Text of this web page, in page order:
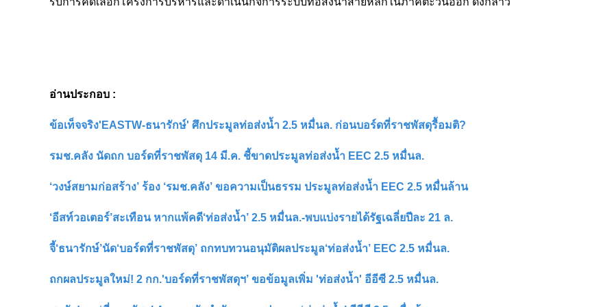
อ่านประกอบ :
ข้อเท็จจริง'EASTW-ธนารักษ์' ศึกประมูลท่อส่งน้ำ 2.5 หมื่นล. ก่อนบอร์ดที่ราชพัสดุรื้อมติ?
รมช.คลัง นัดถก บอร์ดที่ราชพัสดุ 14 มี.ค. ชี้ขาดประมูลท่อส่งน้ำ EEC 2.5 หมื่นล.
‘วงษ์สยามก่อสร้าง’ ร้อง ‘รมช.คลัง’ ขอความเป็นธรรม ประมูลท่อส่งน้ำ EEC 2.5 หมื่นล้าน
‘อีสท์วอเตอร์’สะเทือน หากแพ้คดี‘ท่อส่งน้ำ’ 2.5 หมื่นล.-พบแบ่งรายได้รัฐเฉลี่ยปีละ 21 ล.
จี้‘ธนารักษ์’นัด‘บอร์ดที่ราชพัสดุ’ ถกทบทวนอนุมัติผลประมูล‘ท่อส่งน้ำ’ EEC 2.5 หมื่นล.
ถกผลประมูลใหม่! 2 กก.'บอร์ดที่ราชพัสดุฯ’ ขอข้อมูลเพิ่ม 'ท่อส่งน้ำ' อีอีซี 2.5 หมื่นล.